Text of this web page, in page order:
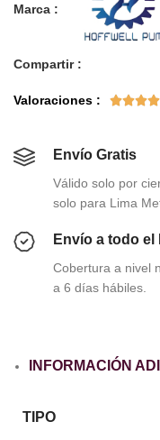
Marca :
Compartir :
Valoraciones : 
Envío Gratis
Válido solo por
solo para Lima
Envío a todo el
Cobertura a nivel
a 6 días hábiles.
INFORMACIÓN
TIPO